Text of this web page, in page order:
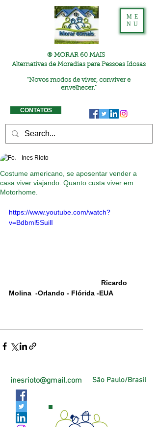
® MORAR 60 MAIS
Alternativas de Moradias para Pessoas Idosas
"Novos modos de viver, conviver e
envelhecer."
ME
NU
CONTATOS
Costume americano, se aposentar vender a
casa viver viajando. Quanto custa viver em
Motorhome.
Ines Rioto
https://www.youtube.com/watch?
v=Bdbml5SuilI
Molina  -Orlando - Flórida -EUA
São Paulo/Brasil
inesrioto@gmail.com